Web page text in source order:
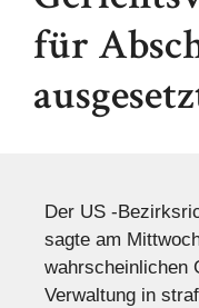
für
Der US -
sagte am
wahrscheinlichen
Verwaltung in